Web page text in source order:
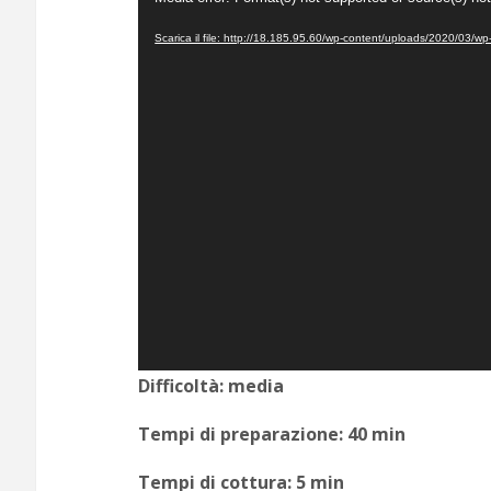
Player
Scarica il file: http://18.185.95.60/wp-content/uploads/2020/03/
Difficoltà: media
Tempi di preparazione: 40 min
Tempi di cottura: 5 min